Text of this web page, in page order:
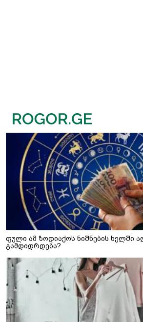
ფული ამ ზოდიაქოს ნიშნების ხელში
გამდიდრდება?